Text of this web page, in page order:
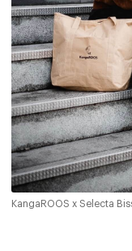
KangaROOS x Selecta